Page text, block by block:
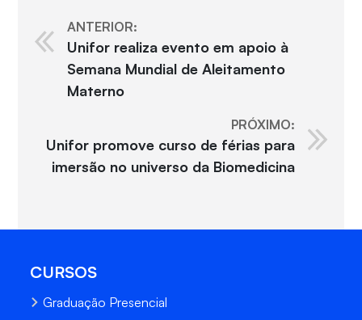
ANTERIOR:
Unifor realiza evento em apoio à
Semana Mundial de Aleitamento
Materno
PRÓXIMO:
Unifor promove curso de férias para
imersão no universo da Biomedicina
CURSOS
Graduação Presencial